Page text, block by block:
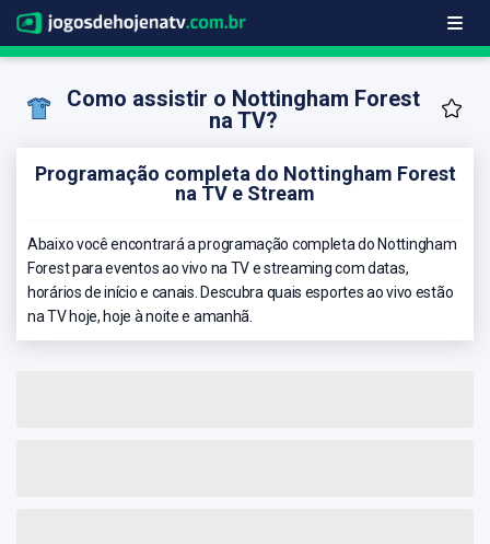
Como assistir o Nottingham Forest
na TV?
Programação completa do Nottingham Forest
na TV e Stream
Abaixo você encontrará a programação completa do Nottingham
Forest para eventos ao vivo na TV e streaming com datas,
horários de início e canais. Descubra quais esportes ao vivo estão
na TV hoje, hoje à noite e amanhã.